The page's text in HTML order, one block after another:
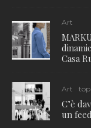
Art
Casa
Art top
C’è
un